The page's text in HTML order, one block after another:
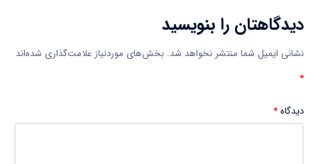
دیدگاهتان را بنویسید
نشانی ایمیل شما منتشر نخواهد شد. بخش‌های موردنیاز علامت‌گذاری شده‌اند
*
دیدگاه*